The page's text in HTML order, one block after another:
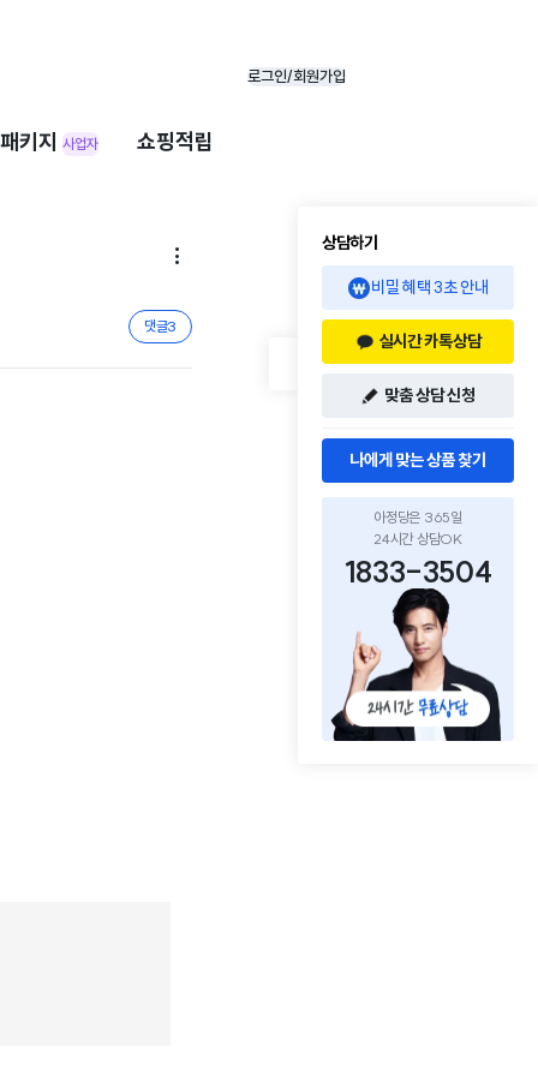
로그인/회원가입
키지 사업자 쇼핑적립

댓글3
상담하기
비밀 혜택 3초 안내
실시간 카톡상담
맞춤 상담 신청
나에게 맞는 상품 찾기
아정당은 365일
24시간 상담OK
1833-3504